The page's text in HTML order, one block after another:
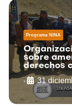
Programa NINA
sobre
derechos
• 31